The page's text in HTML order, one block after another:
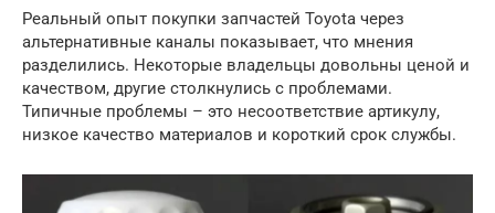
Реальный опыт покупки запчастей Toyota через
альтернативные каналы показывает, что мнения
разделились. Некоторые владельцы довольны ценой и
качеством, другие столкнулись с проблемами.
Типичные проблемы – это несоответствие артикулу,
низкое качество материалов и короткий срок службы.